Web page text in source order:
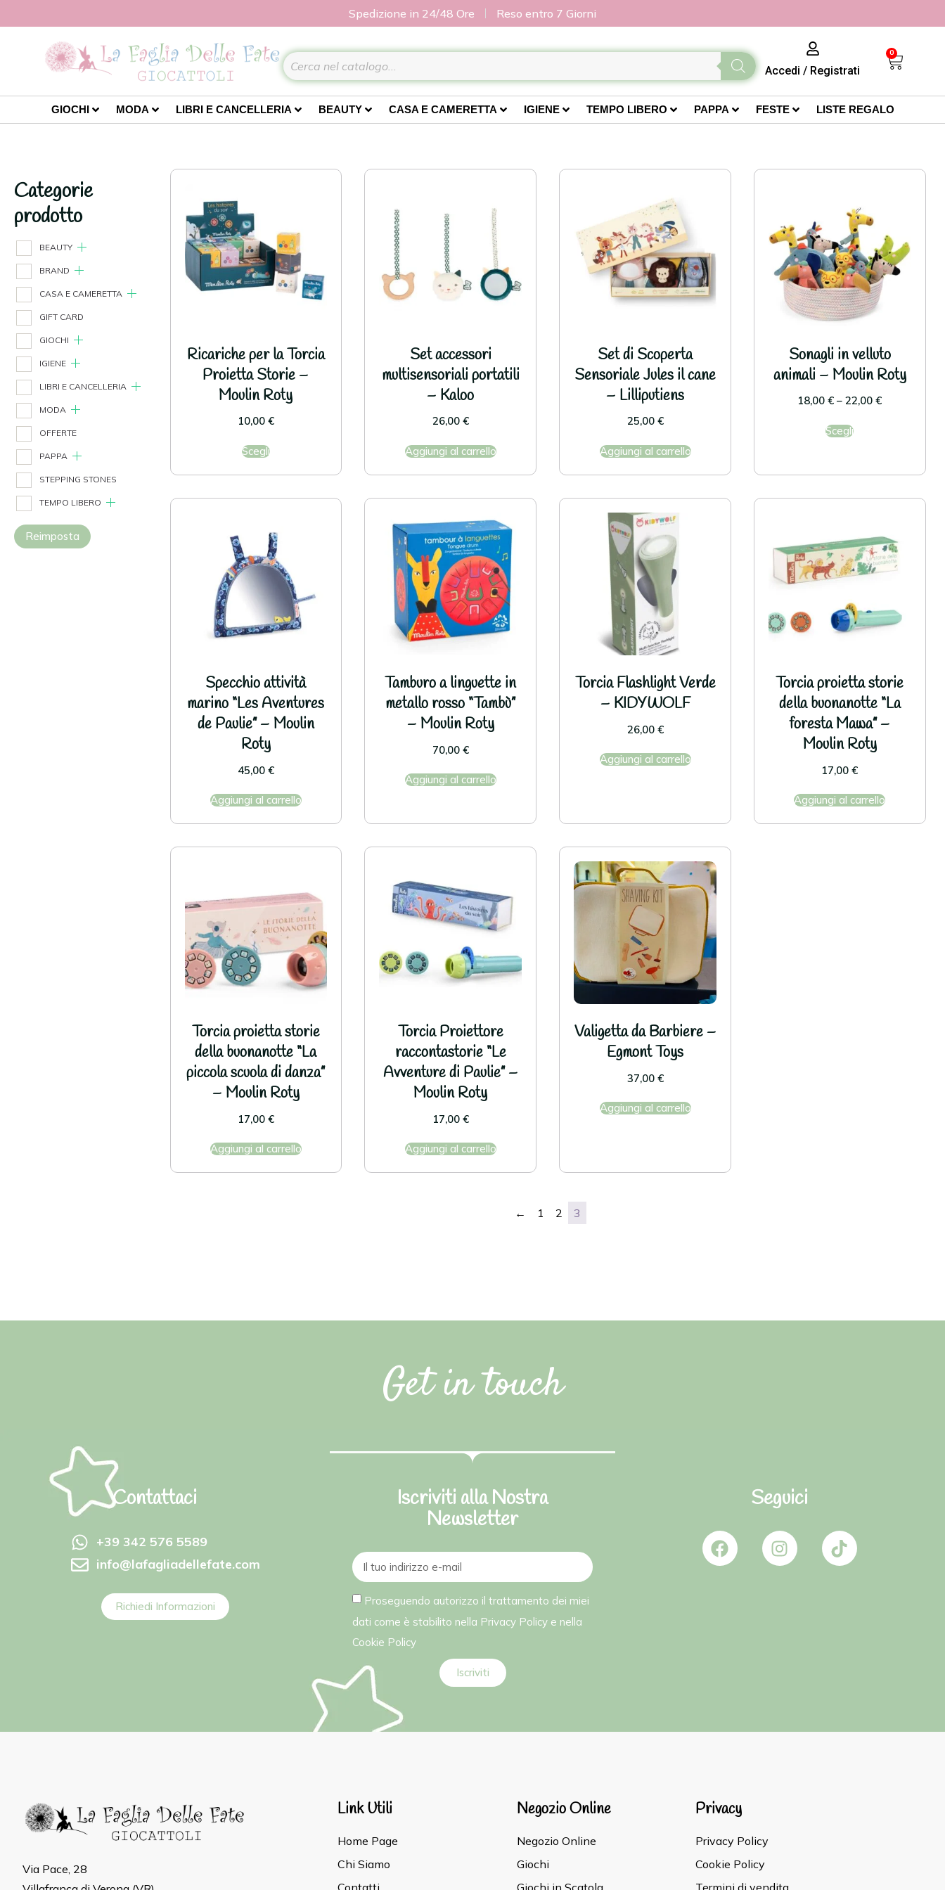
Spedizione in 24/48 Ore Reso entro 7 Giorni
Accedi / Registrati
0
GIOCHI MODA LIBRI E CANCELLERIA BEAUTY CASA E CAMERETTA IGIENE TEMPO LIBERO PAPPA FESTE LISTE REGALO
Categorie
prodotto
BEAUTY
BRAND
CASA E CAMERETTA
GIFT CARD
GIOCHI
IGIENE
LIBRI E CANCELLERIA
MODA
OFFERTE
PAPPA
STEPPING STONES
TEMPO LIBERO
Reimposta
Ricariche per la Torcia
Proietta Storie –
Moulin Roty
10,00 €
Scegli
Set accessori
multisensoriali portatili
– Kaloo
26,00 €
Aggiungi al carrello
Set di Scoperta
Sensoriale Jules il cane
– Lilliputiens
25,00 €
Aggiungi al carrello
Sonagli in velluto
animali – Moulin Roty
18,00€ –22,00€
Scegli
Specchio attività
marino “Les Aventures
de Paulie” – Moulin
Roty
45,00 €
Aggiungi al carrello
Tamburo a linguette in
metallo rosso “Tambù”
– Moulin Roty
70,00 €
Aggiungi al carrello
Torcia Flashlight Verde
– KIDYWOLF
26,00 €
Aggiungi al carrello
Torcia proietta storie
della buonanotte “La
foresta Mawa” –
Moulin Roty
17,00€
Aggiungi al carrello
Torcia proietta storie
della buonanotte “La
piccola scuola di danza”
– Moulin Roty
17,00 €
Aggiungi al carrello
Torcia Proiettore
raccontastorie “Le
Avventure di Paulie” –
Moulin Roty
17,00 €
Aggiungi al carrello
Valigetta da Barbiere –
Egmont Toys
37,00 €
Aggiungi al carrello
← 1 2 3
Get in touch
Contattaci
+39 342 576 5589
info@lafagliadellefate.com
Richiedi Informazioni
Iscriviti alla Nostra
Newsletter
Proseguendo autorizzo il trattamento dei miei
dati come è stabilito nella Privacy Policye nella
Cookie Policy
Iscriviti
Seguici
Via Pace, 28
Link Utili
Home Page
Chi Siamo
Negozio Online
Negozio Online
Giochi
Privacy
Privacy Policy
Cookie Policy